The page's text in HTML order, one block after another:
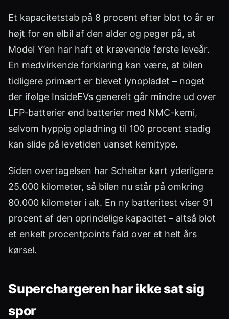
Et kapacitetstab på 8 procent efter blot to år er
højt for en elbil af den alder og peger på, at
Model Y’en har haft et krævende første leveår.
En medvirkende forklaring kan være, at bilen
tidligere primært er blevet lynopladet – noget
der ifølge InsideEVs generelt går mindre ud over
LFP-batterier end batterier med NMC-kemi,
selvom hyppig opladning til 100 procent stadig
kan slide på levetiden uanset kemitype.
Siden overtagelsen har Scheiter kørt yderligere
25.000 kilometer, så bilen nu står på omkring
80.000 kilometer i alt. En ny batteritest viser 91
procent af den oprindelige kapacitet – altså blot
et enkelt procentpoints fald over et helt års
kørsel.
Superchargeren har ikke sat sig
spor